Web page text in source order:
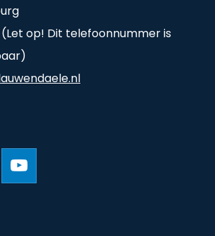
(Let op! Dit telefoonnummer is